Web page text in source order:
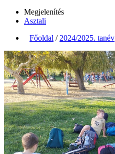
Megjelenítés
Asztali
Főoldal / 2024/2025. tanév